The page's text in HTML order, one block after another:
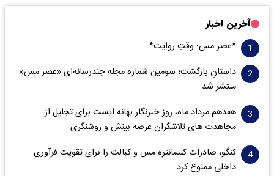
آخرین اخبار
*عصر مس؛ وقتِ روایت*
داستانِ بازگشت؛ سومین شماره مجله چندرسانه‌ای «عصر مس»
منتشر شد
هفدهم مرداد ماه، روز خبرنگار بهانه ایست برای تجلیل از
مجاهدت های تلاشگران عرصه بینش و روشنگری
کنگو، صادرات کنسانتره مس و کبالت را برای تقویت فرآوری
داخلی ممنوع کرد